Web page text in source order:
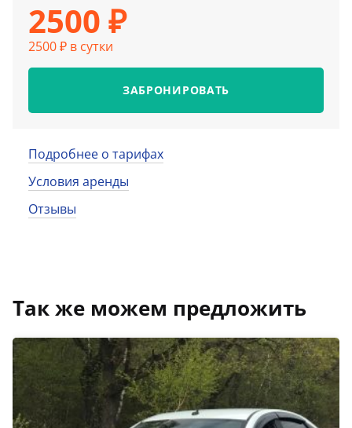
2500 ₽
2500 ₽ в сутки
ЗАБРОНИРОВАТЬ
Подробнее о тарифах
Условия аренды
Отзывы
Так же можем предложить